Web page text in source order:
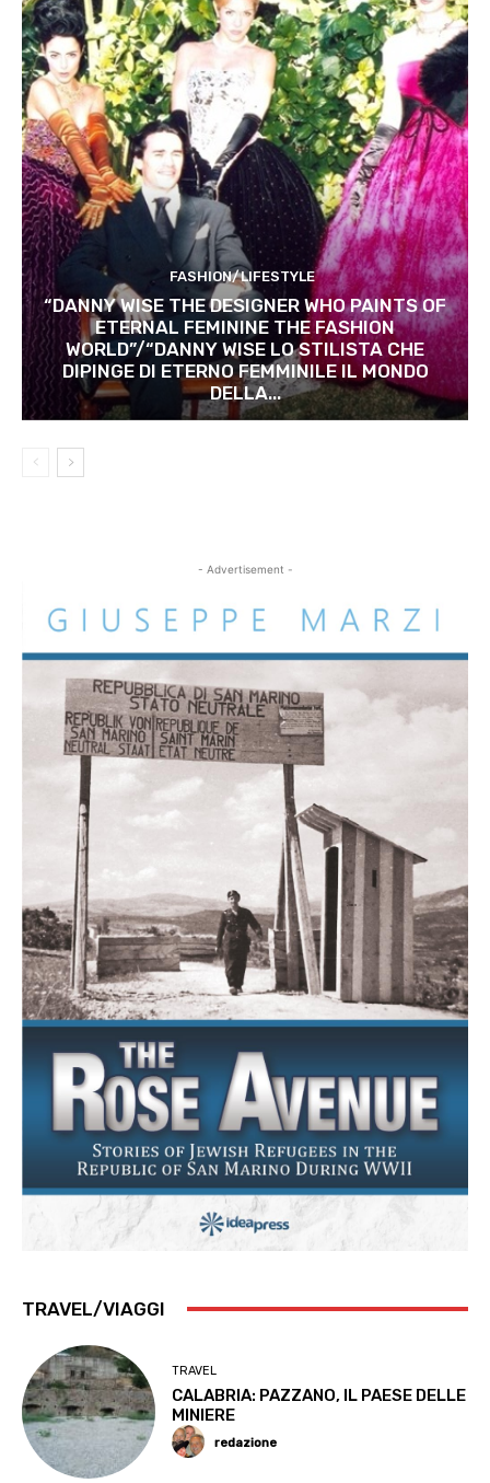
FASHION/LIFESTYLE
“DANNY WISE THE DESIGNER WHO PAINTS OF
ETERNAL FEMININE THE FASHION
WORLD”/“DANNY WISE LO STILISTA CHE
DIPINGE DI ETERNO FEMMINILE IL MONDO
DELLA...
- Advertisement -
TRAVEL/VIAGGI
TRAVEL
CALABRIA: PAZZANO, IL PAESE DELLE
MINIERE
redazione